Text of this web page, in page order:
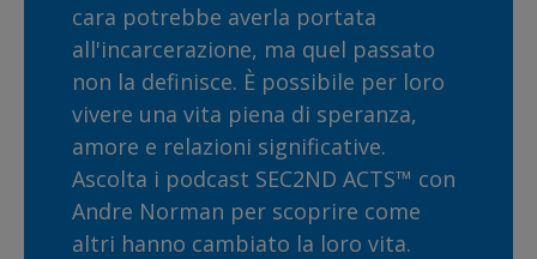
cara potrebbe averla portata
all'incarcerazione, ma quel passato
non la definisce. È possibile per loro
vivere una vita piena di speranza,
amore e relazioni significative.
Ascolta i podcast SEC2ND ACTS™ con
Andre Norman per scoprire come
altri hanno cambiato la loro vita.